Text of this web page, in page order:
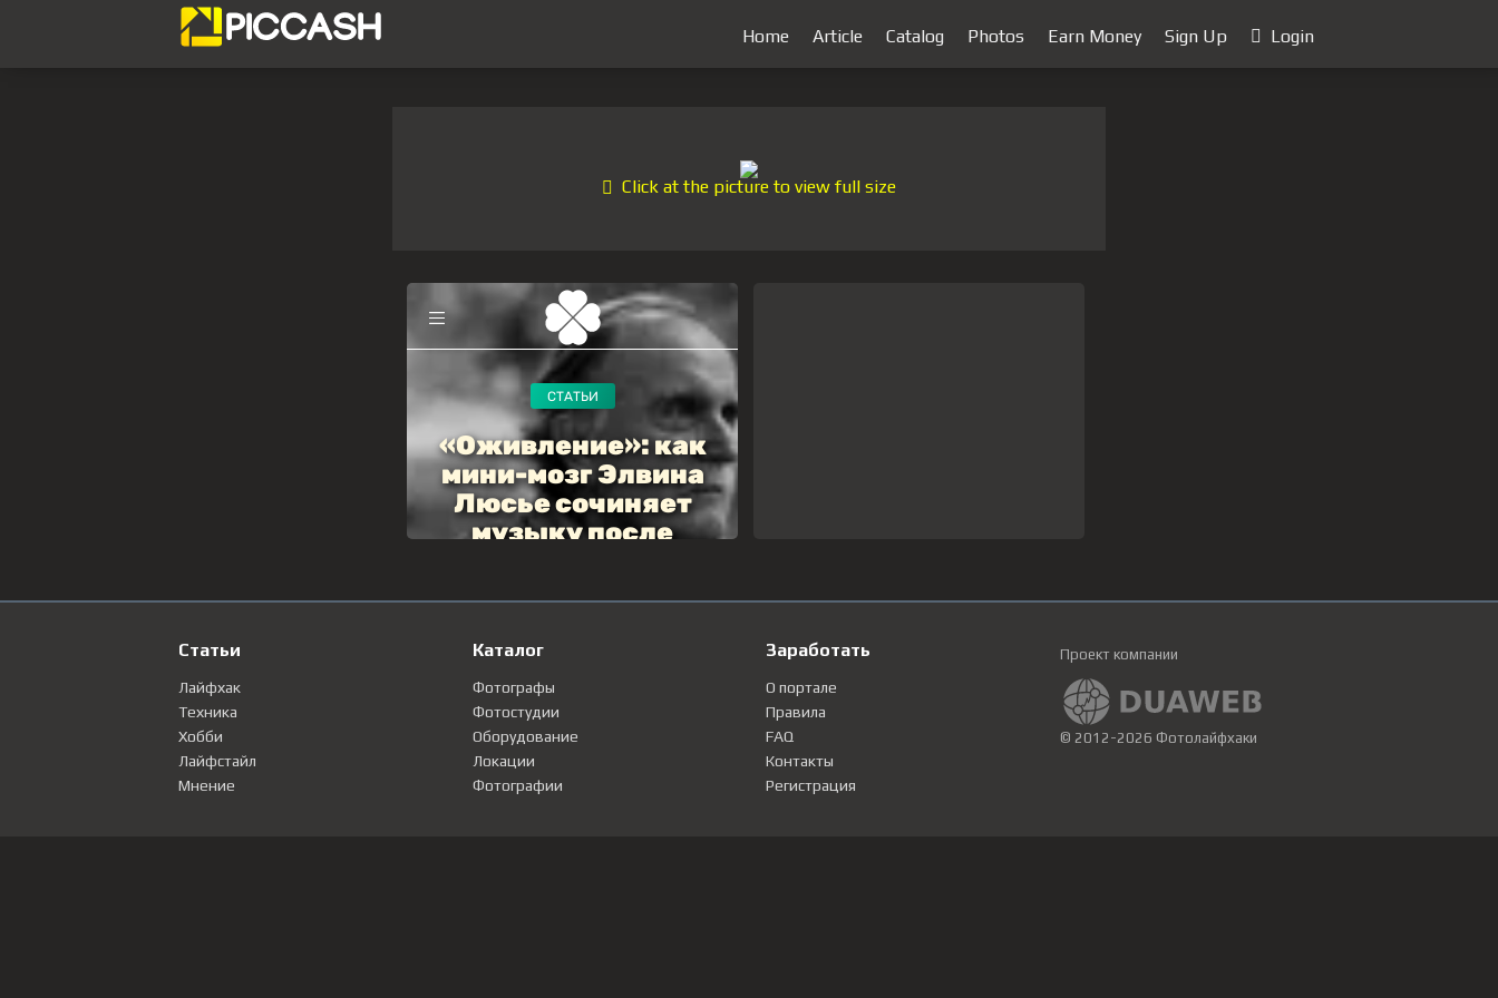
Home Article Catalog Photos Earn Money Sign Up Login
Click at the picture to view full size
Статьи
Лайфхак
Техника
Хобби
Лайфстайл
Мнение
Каталог
Фотографы
Фотостудии
Оборудование
Локации
Фотографии
Заработать
О портале
Правила
FAQ
Контакты
Регистрация
Проект компании
© 2012-2026 Фотолайфхаки